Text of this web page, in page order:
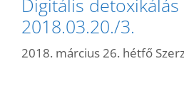
2018.03.20./3.
2018. március 26. hétfő